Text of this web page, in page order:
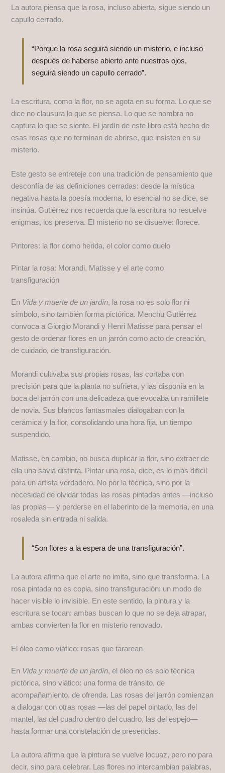
La autora piensa que la rosa, incluso abierta, sigue siendo un
capullo cerrado.
“Porque la rosa seguirá siendo un misterio, e incluso
después de haberse abierto ante nuestros ojos,
seguirá siendo un capullo cerrado”.
La escritura, como la flor, no se agota en su forma. Lo que se
dice no clausura lo que se piensa. Lo que se nombra no
captura lo que se siente. El jardín de este libro está hecho de
esas rosas que no terminan de abrirse, que insisten en su
misterio.
Este gesto se entreteje con una tradición de pensamiento que
desconfía de las definiciones cerradas: desde la mística
negativa hasta la poesía moderna, lo esencial no se dice, se
insinúa. Gutiérrez nos recuerda que la escritura no resuelve
enigmas, los preserva. El misterio no se disuelve: florece.
Pintores: la flor como herida, el color como duelo
Pintar la rosa: Morandi, Matisse y el arte como
transfiguración
En Vida y muerte de un jardín, la rosa no es solo flor ni
símbolo, sino también forma pictórica. Menchu Gutiérrez
convoca a Giorgio Morandi y Henri Matisse para pensar el
gesto de ordenar flores en un jarrón como acto de creación,
de cuidado, de transfiguración.
Morandi cultivaba sus propias rosas, las cortaba con
precisión para que la planta no sufriera, y las disponía en la
boca del jarrón con una delicadeza que evocaba un ramillete
de novia. Sus blancos fantasmales dialogaban con la
cerámica y la flor, consolidando una hora fija, un tiempo
suspendido.
Matisse, en cambio, no busca duplicar la flor, sino extraer de
ella una savia distinta. Pintar una rosa, dice, es lo más difícil
para un artista verdadero. No por la técnica, sino por la
necesidad de olvidar todas las rosas pintadas antes —incluso
las propias— y perderse en el laberinto de la memoria, en una
rosaleda sin entrada ni salida.
“Son flores a la espera de una transfiguración”.
La autora afirma que el arte no imita, sino que transforma. La
rosa pintada no es copia, sino transfiguración: un modo de
hacer visible lo invisible. En este sentido, la pintura y la
escritura se tocan: ambas buscan lo que no se deja atrapar,
ambas convierten la flor en misterio renovado.
El óleo como viático: rosas que tararean
En Vida y muerte de un jardín, el óleo no es solo técnica
pictórica, sino viático: una forma de tránsito, de
acompañamiento, de ofrenda. Las rosas del jarrón comienzan
a dialogar con otras rosas —las del papel pintado, las del
mantel, las del cuadro dentro del cuadro, las del espejo—
hasta formar una constelación de presencias.
La autora afirma que la pintura se vuelve locuaz, pero no para
decir, sino para celebrar. Las flores no intercambian palabras,